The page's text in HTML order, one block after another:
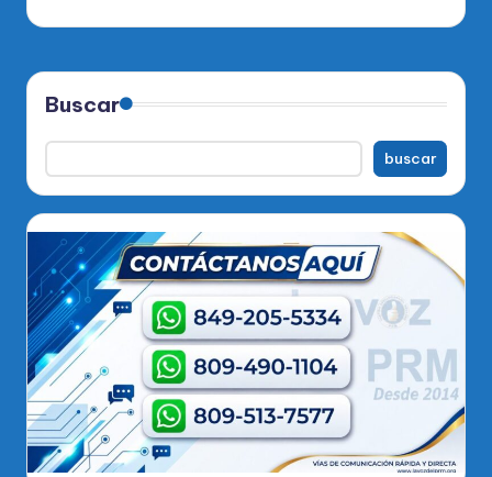
Buscar
buscar